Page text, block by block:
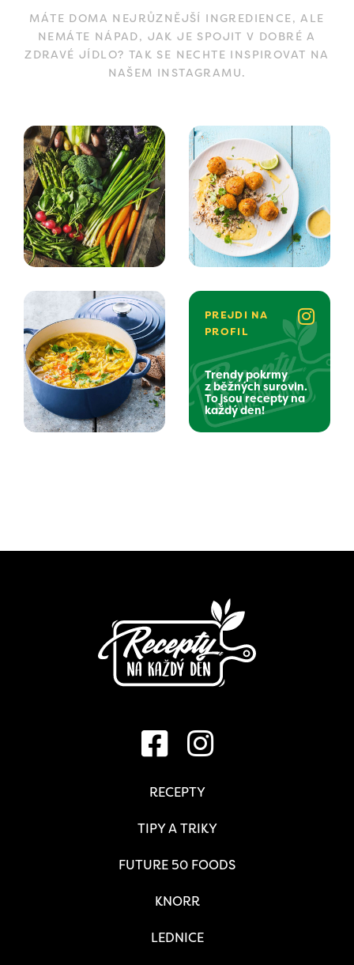
MÁTE DOMA NEJRŮZNĚJŠÍ INGREDIENCE, ALE
NEMÁTE NÁPAD, JAK JE SPOJIT V DOBRÉ A
ZDRAVÉ JÍDLO? TAK SE NECHTE INSPIROVAT NA
NAŠEM INSTAGRAMU.
PREJDI NA
PROFIL
Trendy pokrmy
z běžných surovin.
To jsou recepty na
každý den!
RECEPTY
TIPY A TRIKY
FUTURE 50 FOODS
KNORR
LEDNICE